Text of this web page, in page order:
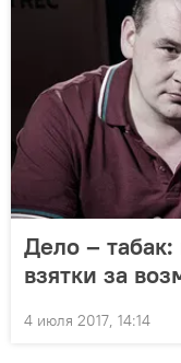
Дело – табак:
взятки за
4 июля 2017, 14:14